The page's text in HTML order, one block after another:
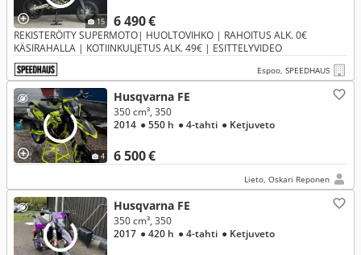
15 6 490 €
REKISTERÖITY SUPERMOTO| HUOLTOVIHKO | RAHOITUS ALK. 0€
KÄSIRAHALLA | KOTIINKULJETUS ALK. 49€ | ESITTELYVIDEO
Espoo, SPEEDHAUS
4
Husqvarna FE
6 500 €
350 cm³, 350
2014 ● 550 h ● 4-tahti ● Ketjuveto
Lieto, Oskari Reponen
Husqvarna FE
350 cm³, 350
2017 ● 420 h ● 4-tahti ● Ketjuveto